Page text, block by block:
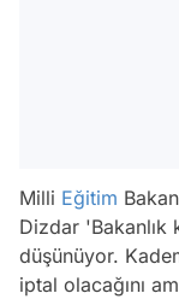
Milli Eğitim
Dizdar 'Bakanlık
düşünüyor.
iptal olacağını